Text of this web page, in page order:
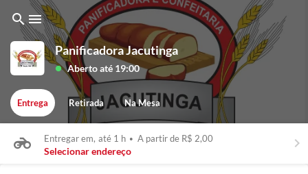
searchmenu
Panificadora Jacutinga
lens Aberto até 19:00
Entrega Retirada Na Mesa
Entregar em, até 1 h • A partir de R$ 2,00
Selecionar endereço keyboard_arrow_right